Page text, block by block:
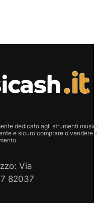
dedicato agli strumenti
e sicuro comprare o vendere
Via
82037